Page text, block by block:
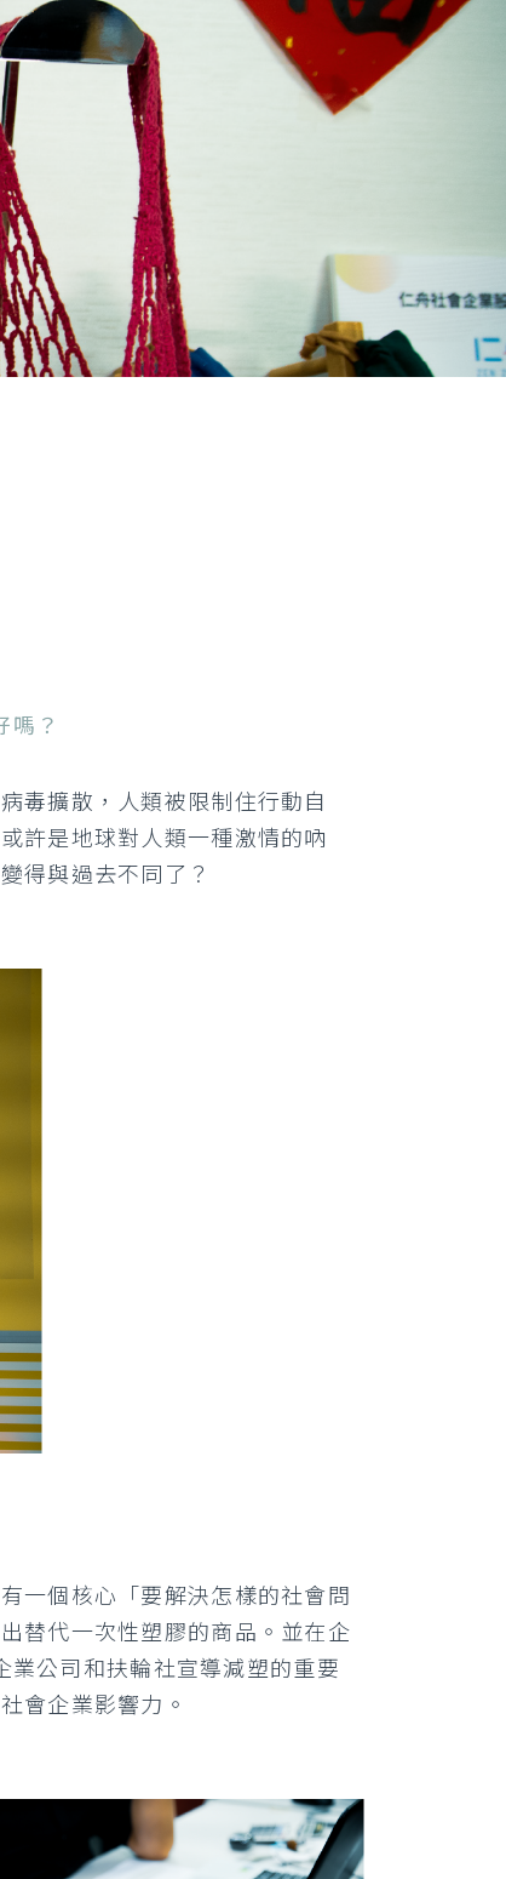
嗎？
毒擴散，人類被限制住行動自
許是地球對人類一種激情的吶
得與過去不同了？
一個核心「要解決怎樣的社會問
替代一次性塑膠的商品。並在企
業公司和扶輪社宣導減塑的重要
會企業影響力。